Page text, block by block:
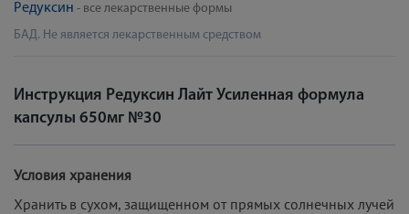
Редуксин - все лекарственные формы
БАД. Не является лекарственным средством
Инструкция Редуксин Лайт Усиленная формула
капсулы 650мг №30
Условия хранения
Хранить в сухом, защищенном от прямых солнечных лучей